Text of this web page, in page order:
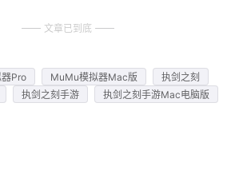
文章已到底
Pro MuMu模拟器Mac版
执剑之刻
执剑之刻手游
执剑之刻手游Mac电脑版